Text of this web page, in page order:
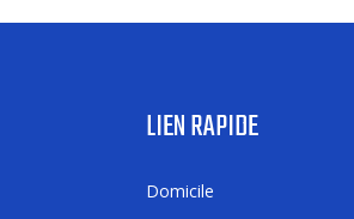
LIEN RAPIDE
Domicile